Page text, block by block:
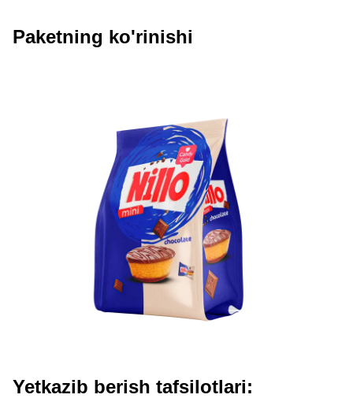
Paketning ko'rinishi
Yetkazib berish tafsilotlari: